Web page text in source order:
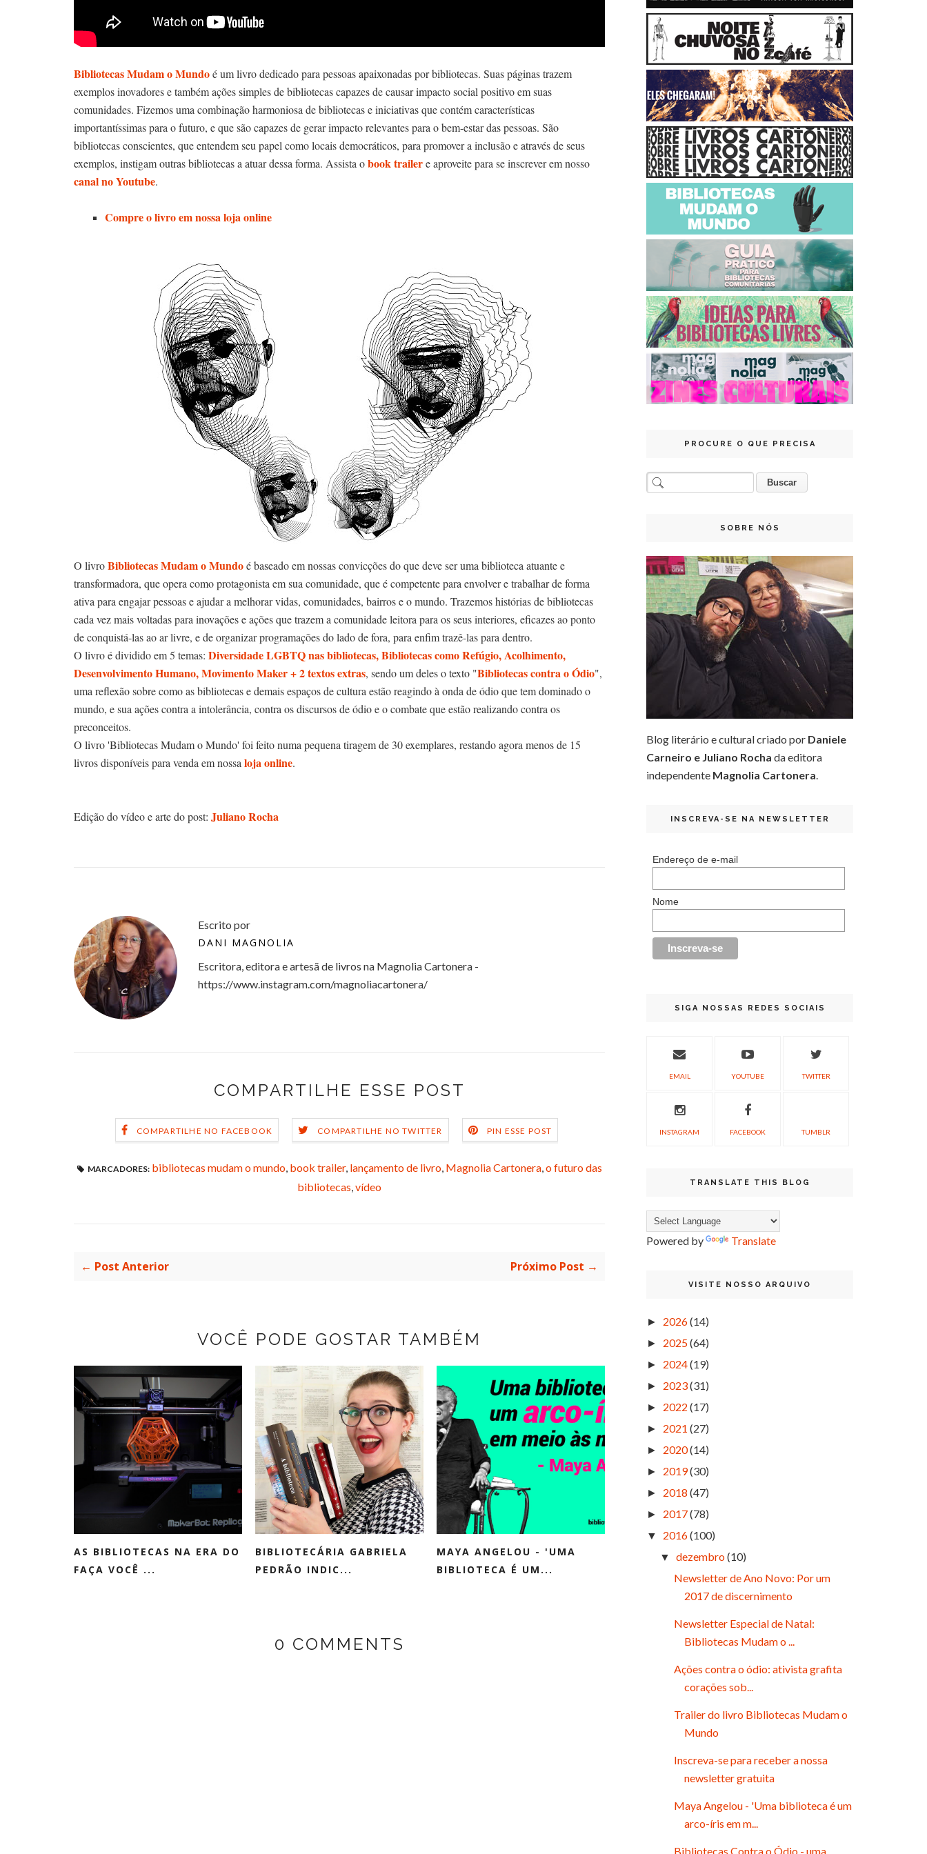
Bibliotecas Mudam o Mundoé um livro dedicado para pessoas apaixonadas por bibliotecas. Suas páginas trazem
exemplos inovadores e também ações simples de bibliotecas capazes de causar impacto social positivo em suas
comunidades. Fizemos uma combinação harmoniosa de bibliotecas e iniciativas que contém características
importantíssimas para o futuro, e que são capazes de gerar impacto relevantes para o bem-estar das pessoas. São
bibliotecas conscientes, que entendem seu papel como locais democráticos, para promover a inclusão e através de seus
exemplos, instigam outras bibliotecas a atuar dessa forma. Assista obook trailere aproveite para se inscrever em nosso
canal no Youtube.
Compre o livro em nossa loja online
O livroBibliotecas Mudam o Mundoé baseado em nossas convicções do que deve ser uma biblioteca atuante e
transformadora, que opera como protagonista em sua comunidade, que é competente para envolver e trabalhar de forma
ativa para engajar pessoas e ajudar a melhorar vidas, comunidades, bairros e o mundo. Trazemos histórias de bibliotecas
cada vez mais voltadas para inovações e ações que trazem a comunidade leitora para os seus interiores, eficazes ao ponto
de conquistá-las ao ar livre, e de organizar programações do lado de fora, para enfim trazê-las para dentro.
O livro é dividido em 5 temas: Diversidade LGBTQ nas bibliotecas, Bibliotecas como Refúgio, Acolhimento,
Desenvolvimento Humano, Movimento Maker + 2 textos extras, sendo um deles o texto "Bibliotecas contra o Ódio",
uma reflexão sobre como as bibliotecas e demais espaços de cultura estão reagindo à onda de ódio que tem dominado o
mundo, e sua ações contra a intolerância, contra os discursos de ódio e o combate que estão realizando contra os
preconceitos.
O livro 'Bibliotecas Mudam o Mundo' foi feito numa pequena tiragem de 30 exemplares, restando agora menos de 15
livros disponíveis para venda em nossa loja online.
Edição do vídeo e arte do post: Juliano Rocha
Escrito por
DANI MAGNOLIA
Escritora, editora e artesã de livros na Magnolia Cartonera -
https://www.instagram.com/magnoliacartonera/
COMPARTILHE ESSE POST
COMPARTILHE NO FACEBOOK COMPARTILHE NO TWITTER PIN ESSE POST
MARCADORES: bibliotecas mudam o mundo, book trailer, lançamento de livro, Magnolia Cartonera,o futuro das
bibliotecas,vídeo
← Post Anterior Próximo Post →
VOCÊ PODE GOSTAR TAMBÉM
AS BIBLIOTECAS NA ERA DO
FAÇA VOCÊ ...
BIBLIOTECÁRIA GABRIELA
PEDRÃO INDIC...
MAYA ANGELOU - 'UMA
BIBLIOTECA É UM...
0 COMMENTS
PROCURE O QUE PRECISA
SOBRE NÓS
Blog literário e cultural criado por Daniele
Carneiro e Juliano Rocha da editora
independente Magnolia Cartonera.
INSCREVA-SE NA NEWSLETTER
Endereço de e-mail
Nome
SIGA NOSSAS REDES SOCIAIS
EMAIL YOUTUBE TWITTER
INSTAGRAM FACEBOOK TUMBLR
TRANSLATE THIS BLOG
Powered by Translate
VISITE NOSSO ARQUIVO
► 2026(14)
► 2025(64)
► 2024(19)
► 2023(31)
► 2022 (17)
► 2021 (27)
► 2020(14)
► 2019(30)
► 2018 (47)
► 2017(78)
▼ 2016(100)
▼ dezembro(10)
Newsletter de Ano Novo: Por um
2017 de discernimento
Newsletter Especial de Natal:
Bibliotecas Mudam o ...
Ações contra o ódio: ativista grafita
corações sob...
Trailer do livro Bibliotecas Mudam o
Mundo
Inscreva-se para receber a nossa
newsletter gratuita
Maya Angelou - 'Uma biblioteca é um
arco-íris em m...
Bibliotecas Contra o Ódio - uma